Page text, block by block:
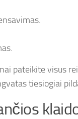
pateikite visus
tiesiogiai